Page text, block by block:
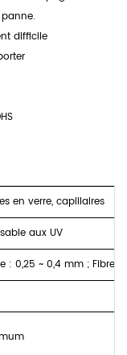
difficile
en verre, capillaires
aux UV
: 0,25 ~ 0,4 mm ; Fibre